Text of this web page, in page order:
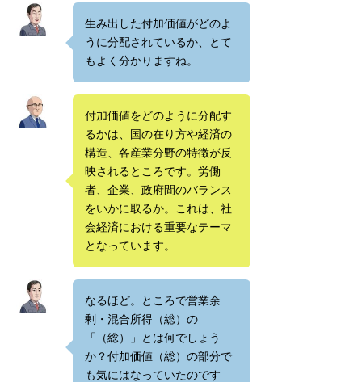
生み出した付加価値がどのよ
うに分配されているか、とて
もよく分かりますね。
付加価値をどのように分配す
るかは、国の在り方や経済の
構造、各産業分野の特徴が反
映されるところです。労働
者、企業、政府間のバランス
をいかに取るか。これは、社
会経済における重要なテーマ
となっています。
なるほど。ところで営業余
剰・混合所得（総）の
「（総）」とは何でしょう
か？付加価値（総）の部分で
も気にはなっていたのです